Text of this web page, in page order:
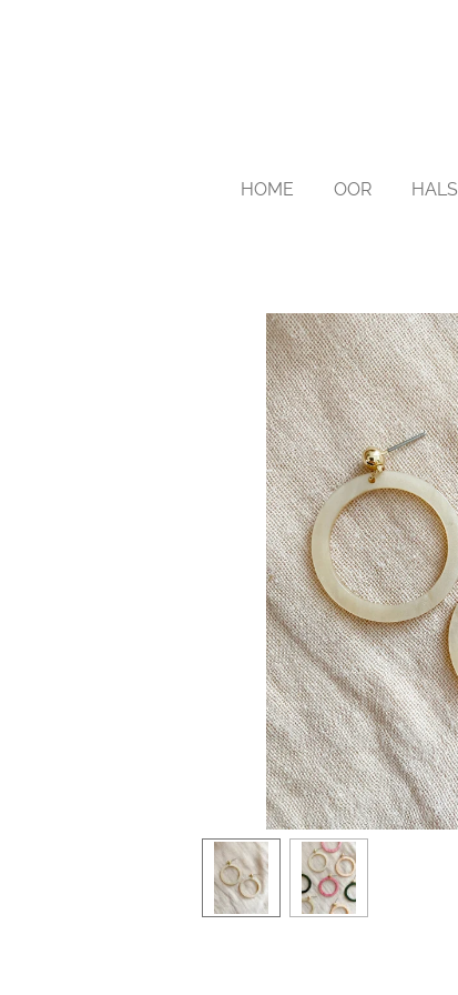
HOME OOR HALS